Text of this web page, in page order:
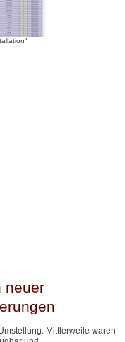
neuer
Mittlerweile waren